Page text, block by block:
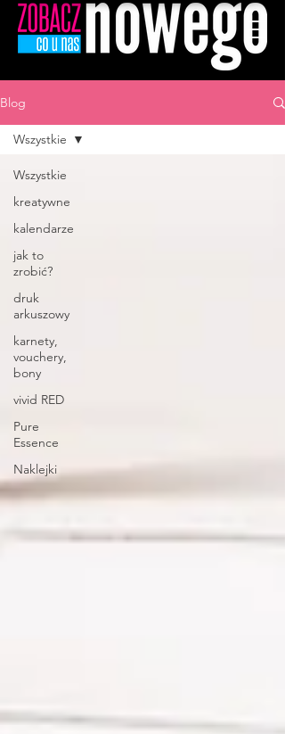
Blog
Wszystkie
kreatywne
kalendarze
jak to
zrobić?
druk
arkuszowy
karnety,
vouchery,
bony
vivid RED
Pure
Essence
Naklejki
Wszystkie